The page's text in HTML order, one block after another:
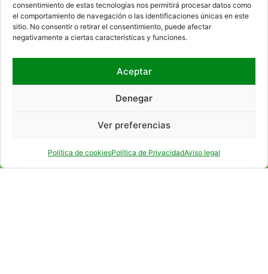
consentimiento de estas tecnologías nos permitirá procesar datos como
el comportamiento de navegación o las identificaciones únicas en este
sitio. No consentir o retirar el consentimiento, puede afectar
negativamente a ciertas características y funciones.
Aceptar
Denegar
Ver preferencias
Política de cookiesPolítica de PrivacidadAviso legal
WHERE WE ARE